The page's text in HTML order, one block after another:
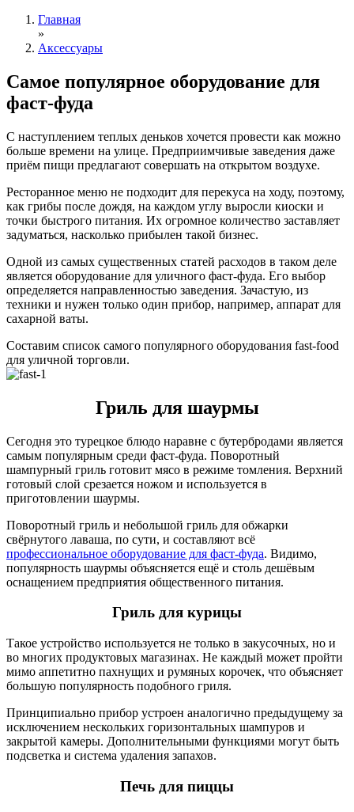
Главная
»
Аксессуары
Самое популярное оборудование для
фаст-фуда
С наступлением теплых деньков хочется провести как можно
больше времени на улице. Предприимчивые заведения даже
приём пищи предлагают совершать на открытом воздухе.
Ресторанное меню не подходит для перекуса на ходу, поэтому,
как грибы после дождя, на каждом углу выросли киоски и
точки быстрого питания. Их огромное количество заставляет
задуматься, насколько прибылен такой бизнес.
Одной из самых существенных статей расходов в таком деле
является оборудование для уличного фаст-фуда. Его выбор
определяется направленностью заведения. Зачастую, из
техники и нужен только один прибор, например, аппарат для
сахарной ваты.
Составим список самого популярного оборудования fast-food
для уличной торговли.
Гриль для шаурмы
Сегодня это турецкое блюдо наравне с бутербродами является
самым популярным среди фаст-фуда. Поворотный
шампурный гриль готовит мясо в режиме томления. Верхний
готовый слой срезается ножом и используется в
приготовлении шаурмы.
Поворотный гриль и небольшой гриль для обжарки
свёрнутого лаваша, по сути, и составляют всё
профессиональное оборудование для фаст-фуда. Видимо,
популярность шаурмы объясняется ещё и столь дешёвым
оснащением предприятия общественного питания.
Гриль для курицы
Такое устройство используется не только в закусочных, но и
во многих продуктовых магазинах. Не каждый может пройти
мимо аппетитно пахнущих и румяных корочек, что объясняет
большую популярность подобного гриля.
Принципиально прибор устроен аналогично предыдущему за
исключением нескольких горизонтальных шампуров и
закрытой камеры. Дополнительными функциями могут быть
подсветка и система удаления запахов.
Печь для пиццы